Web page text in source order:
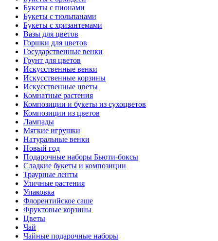
Букеты с пионами
Букеты с тюльпанами
Букеты с хризантемами
Вазы для цветов
Горшки для цветов
Государственные венки
Грунт для цветов
Искусственные венки
Искусственные корзины
Искусственные цветы
Комнатные растения
Композиции и букеты из сухоцветов
Композиции из цветов
Лампады
Мягкие игрушки
Натуральные венки
Новый год
Подарочные наборы Бьюти-боксы
Сладкие букеты и композиции
Траурные ленты
Уличные растения
Упаковка
Флорентийское саше
Фруктовые корзины
Цветы
Чай
Чайные подарочные наборы